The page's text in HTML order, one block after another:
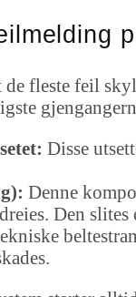
fleste feil
Disse
Denne
Den